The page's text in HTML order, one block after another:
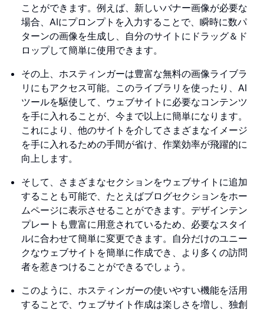
ことができます。例えば、新しいバナー画像が必要な
場合、AIにプロンプトを入力することで、瞬時に数パ
ターンの画像を生成し、自分のサイトにドラッグ＆ド
ロップして簡単に使用できます。
その上、ホスティンガーは豊富な無料の画像ライブラ
リにもアクセス可能。このライブラリを使ったり、AI
ツールを駆使して、ウェブサイトに必要なコンテンツ
を手に入れることが、今まで以上に簡単になります。
これにより、他のサイトを介してさまざまなイメージ
を手に入れるための手間が省け、作業効率が飛躍的に
向上します。
そして、さまざまなセクションをウェブサイトに追加
することも可能で、たとえばブログセクションをホー
ムページに表示させることができます。デザインテン
プレートも豊富に用意されているため、必要なスタイ
ルに合わせて簡単に変更できます。自分だけのユニー
クなウェブサイトを簡単に作成でき、より多くの訪問
者を惹きつけることができるでしょう。
このように、ホスティンガーの使いやすい機能を活用
することで、ウェブサイト作成は楽しさを増し、独創